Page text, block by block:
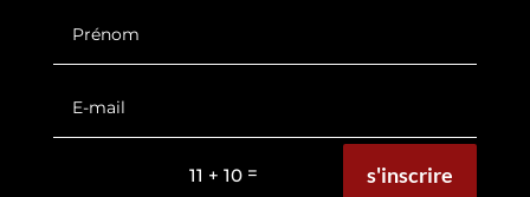
11 + 10 = s'inscrire